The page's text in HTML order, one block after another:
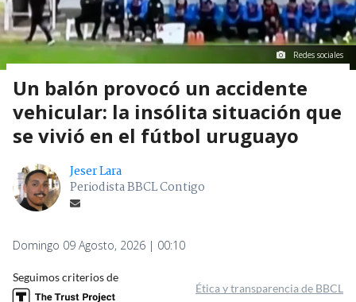
Redes sociales
Un balón provocó un accidente
vehicular: la insólita situación que
se vivió en el fútbol uruguayo
Jeser Lara
Periodista BBCL Contigo
Domingo 09 Agosto, 2026 | 00:10
Seguimos criterios de
Ética y transparencia de BBCL